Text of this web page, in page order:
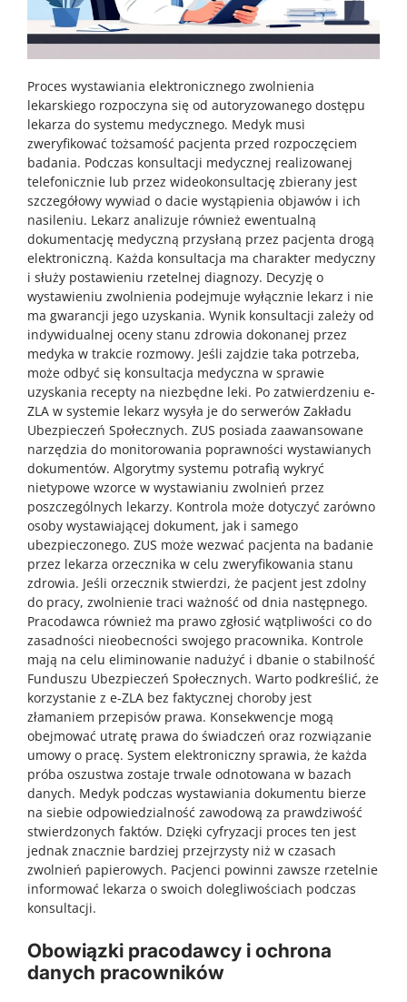
Proces wystawiania elektronicznego zwolnienia
lekarskiego rozpoczyna się od autoryzowanego dostępu
lekarza do systemu medycznego. Medyk musi
zweryfikować tożsamość pacjenta przed rozpoczęciem
badania. Podczas konsultacji medycznej realizowanej
telefonicznie lub przez wideokonsultację zbierany jest
szczegółowy wywiad o dacie wystąpienia objawów i ich
nasileniu. Lekarz analizuje również ewentualną
dokumentację medyczną przysłaną przez pacjenta drogą
elektroniczną. Każda konsultacja ma charakter medyczny
i służy postawieniu rzetelnej diagnozy. Decyzję o
wystawieniu zwolnienia podejmuje wyłącznie lekarz i nie
ma gwarancji jego uzyskania. Wynik konsultacji zależy od
indywidualnej oceny stanu zdrowia dokonanej przez
medyka w trakcie rozmowy. Jeśli zajdzie taka potrzeba,
może odbyć się konsultacja medyczna w sprawie
uzyskania recepty na niezbędne leki. Po zatwierdzeniu e-
ZLA w systemie lekarz wysyła je do serwerów Zakładu
Ubezpieczeń Społecznych. ZUS posiada zaawansowane
narzędzia do monitorowania poprawności wystawianych
dokumentów. Algorytmy systemu potrafią wykryć
nietypowe wzorce w wystawianiu zwolnień przez
poszczególnych lekarzy. Kontrola może dotyczyć zarówno
osoby wystawiającej dokument, jak i samego
ubezpieczonego. ZUS może wezwać pacjenta na badanie
przez lekarza orzecznika w celu zweryfikowania stanu
zdrowia. Jeśli orzecznik stwierdzi, że pacjent jest zdolny
do pracy, zwolnienie traci ważność od dnia następnego.
Pracodawca również ma prawo zgłosić wątpliwości co do
zasadności nieobecności swojego pracownika. Kontrole
mają na celu eliminowanie nadużyć i dbanie o stabilność
Funduszu Ubezpieczeń Społecznych. Warto podkreślić, że
korzystanie z e-ZLA bez faktycznej choroby jest
złamaniem przepisów prawa. Konsekwencje mogą
obejmować utratę prawa do świadczeń oraz rozwiązanie
umowy o pracę. System elektroniczny sprawia, że każda
próba oszustwa zostaje trwale odnotowana w bazach
danych. Medyk podczas wystawiania dokumentu bierze
na siebie odpowiedzialność zawodową za prawdziwość
stwierdzonych faktów. Dzięki cyfryzacji proces ten jest
jednak znacznie bardziej przejrzysty niż w czasach
zwolnień papierowych. Pacjenci powinni zawsze rzetelnie
informować lekarza o swoich dolegliwościach podczas
konsultacji.
Obowiązki pracodawcy i ochrona
danych pracowników